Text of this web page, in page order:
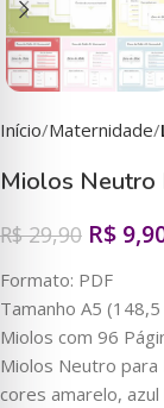
Início Maternidade
Miolos Neutro
R$29,90 R$
Formato: PDF
Tamanho A5
Miolos com 96
Miolos Neutro
cores amarelo,